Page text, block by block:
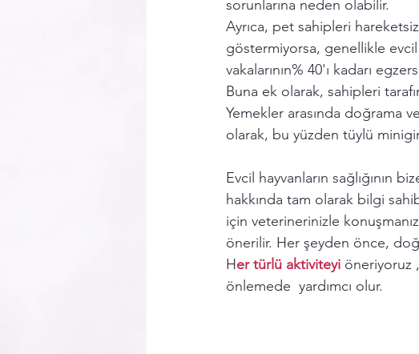
sorunlarına neden olabilir.
Ayrıca, pet sahipleri
göstermiyorsa, genellikle evcil
vakalarının% 40'ı kadarı
Buna ek olarak, sahipleri
Yemekler arasında doğrama
olarak, bu yüzden tüylü
Evcil hayvanların sağlığının
hakkında tam olarak bilgi
için veterinerinizle
önerilir. Her şeyden önce,
Her türlü aktiviteyi öneriyoruz
önlemede  yardımcı olur.